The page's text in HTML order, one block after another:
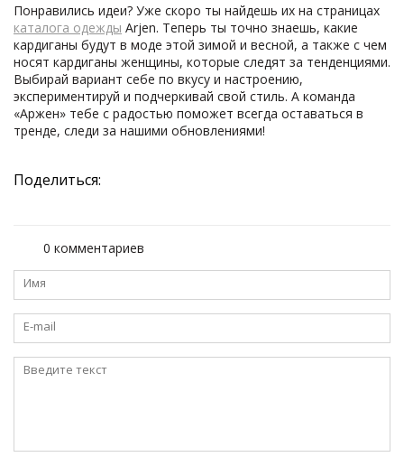
Понравились идеи? Уже скоро ты найдешь их на страницах
каталога одежды Arjen. Теперь ты точно знаешь, какие
кардиганы будут в моде этой зимой и весной, а также с чем
носят кардиганы женщины, которые следят за тенденциями.
Выбирай вариант себе по вкусу и настроению,
экспериментируй и подчеркивай свой стиль. А команда
«Аржен» тебе с радостью поможет всегда оставаться в
тренде, следи за нашими обновлениями!
Поделиться:
0 комментариев